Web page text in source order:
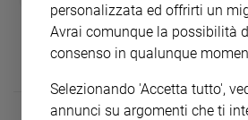
€ 34,80 € 21,90 37%
€ 104,00 €
personalizzata ed offrirti un
Avrai comunque la possibilità
consenso in qualunque
Selezionando 'Accetta tutto',
annunci su argomenti che ti